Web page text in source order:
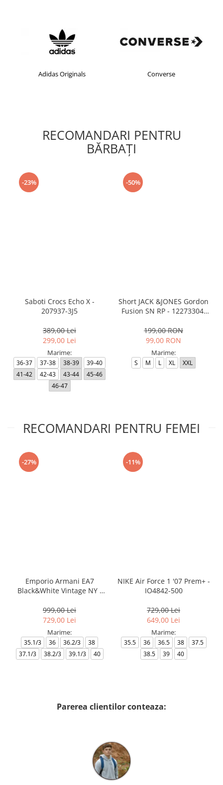
Adidas Originals Converse
RECOMANDARI PENTRU
BĂRBAŢI
-23%
Saboti Crocs Echo X -
207937-3J5
389,00 Lei
299,00 Lei
Marime:
36-37 37-38 38-39
39-40
41-42
42-43 43-44
45-46
46-47
-50%
Short JACK &JONES Gordon
Fusion SN RP - 12273304-
199,00 RON
99,00 RON
Marime:
S M L XL XXL
RECOMANDARI PENTRU FEMEI
-27%
Emporio Armani EA7
Black&White Vintage NY -
999,00 Lei
729,00 Lei
Marime:
35.1/3 36 36.2/3
38
37.1/3
38.2/3 39.1/3 40
-11%
NIKE Air Force 1 '07 Prem+ -
IO4842-500
729,00 Lei
649,00 Lei
Marime:
35.5 36 36.5 38
37.5
38.5
39 40
Parerea clientilor conteaza: